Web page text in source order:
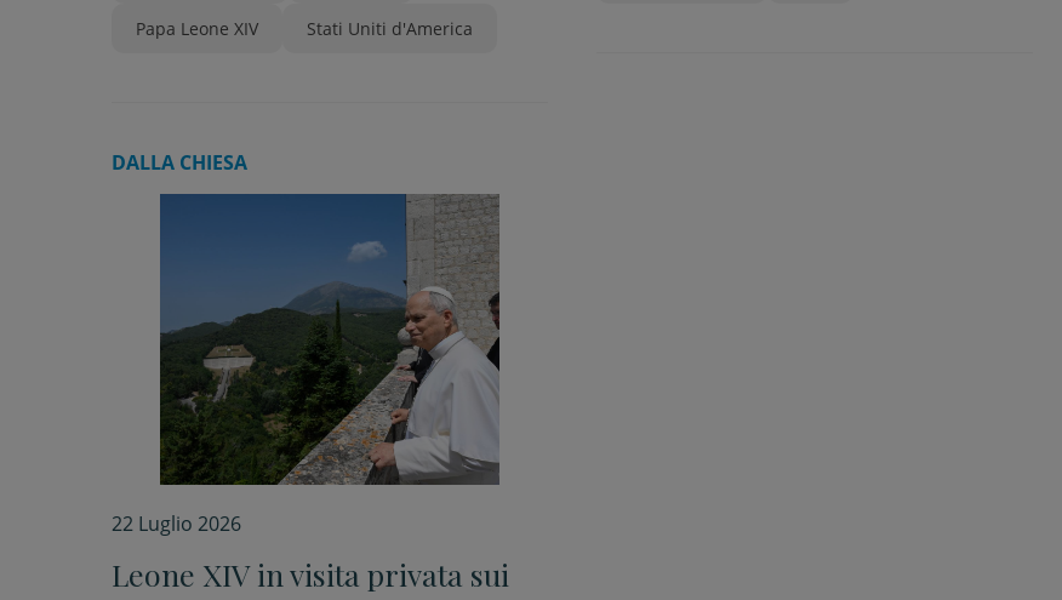
Papa Leone XIV Stati Uniti d'America
DALLA CHIESA
22 Luglio 2026
Leone XIV in visita privata sui